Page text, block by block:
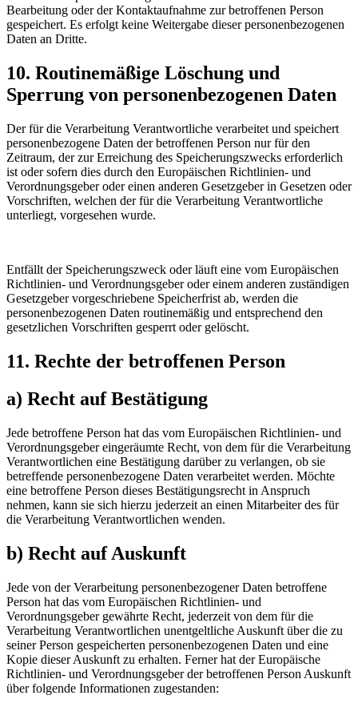
Bearbeitung oder der Kontaktaufnahme zur betroffenen Person
gespeichert. Es erfolgt keine Weitergabe dieser personenbezogenen
Daten an Dritte.
10. Routinemäßige Löschung und
Sperrung von personenbezogenen Daten
Der für die Verarbeitung Verantwortliche verarbeitet und speichert
personenbezogene Daten der betroffenen Person nur für den
Zeitraum, der zur Erreichung des Speicherungszwecks erforderlich
ist oder sofern dies durch den Europäischen Richtlinien- und
Verordnungsgeber oder einen anderen Gesetzgeber in Gesetzen oder
Vorschriften, welchen der für die Verarbeitung Verantwortliche
unterliegt, vorgesehen wurde.
Entfällt der Speicherungszweck oder läuft eine vom Europäischen
Richtlinien- und Verordnungsgeber oder einem anderen zuständigen
Gesetzgeber vorgeschriebene Speicherfrist ab, werden die
personenbezogenen Daten routinemäßig und entsprechend den
gesetzlichen Vorschriften gesperrt oder gelöscht.
11. Rechte der betroffenen Person
a) Recht auf Bestätigung
Jede betroffene Person hat das vom Europäischen Richtlinien- und
Verordnungsgeber eingeräumte Recht, von dem für die Verarbeitung
Verantwortlichen eine Bestätigung darüber zu verlangen, ob sie
betreffende personenbezogene Daten verarbeitet werden. Möchte
eine betroffene Person dieses Bestätigungsrecht in Anspruch
nehmen, kann sie sich hierzu jederzeit an einen Mitarbeiter des für
die Verarbeitung Verantwortlichen wenden.
b) Recht auf Auskunft
Jede von der Verarbeitung personenbezogener Daten betroffene
Person hat das vom Europäischen Richtlinien- und
Verordnungsgeber gewährte Recht, jederzeit von dem für die
Verarbeitung Verantwortlichen unentgeltliche Auskunft über die zu
seiner Person gespeicherten personenbezogenen Daten und eine
Kopie dieser Auskunft zu erhalten. Ferner hat der Europäische
Richtlinien- und Verordnungsgeber der betroffenen Person Auskunft
über folgende Informationen zugestanden: